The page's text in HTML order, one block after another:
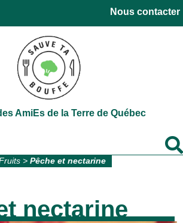
Nous contacter
AmiEs de la Terre de Québec
> Pêche et nectarine
nectarine